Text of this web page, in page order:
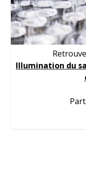
Illumination du